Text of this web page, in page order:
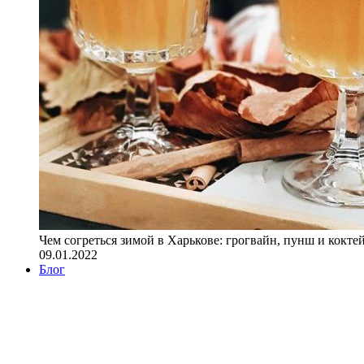
Чем согреться зимой в Харькове: грогвайн, пунш и
09.01.2022
Блог